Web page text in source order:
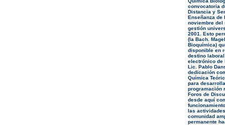
convocatoria
Distancia y
Enseñanza de
noviembre del
gestión
2001. Esto
(la Bach.
Bioquímica)
disponible en
destino
electrónico de
Lic. Pablo
dedicación
Química
para
programación
Foros de
desde aquí
las
comunidad
permanente